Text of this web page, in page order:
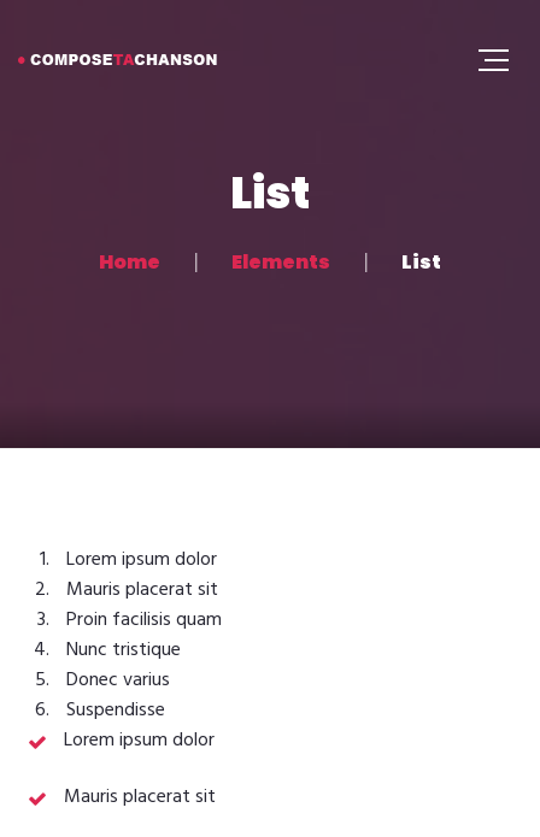
List
Home Elements List
Lorem ipsum dolor
Mauris placerat sit
Proin facilisis quam
Nunc tristique
Donec varius
Suspendisse
Lorem ipsum dolor
Mauris placerat sit